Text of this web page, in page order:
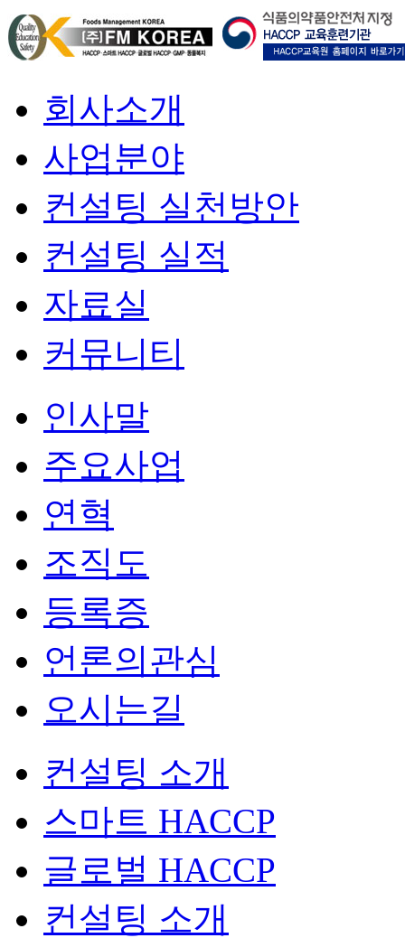
회사소개
사업분야
컨설팅 실천방안
컨설팅 실적
자료실
커뮤니티
인사말
주요사업
연혁
조직도
등록증
언론의관심
오시는길
컨설팅 소개
스마트 HACCP
글로벌 HACCP
컨설팅 소개